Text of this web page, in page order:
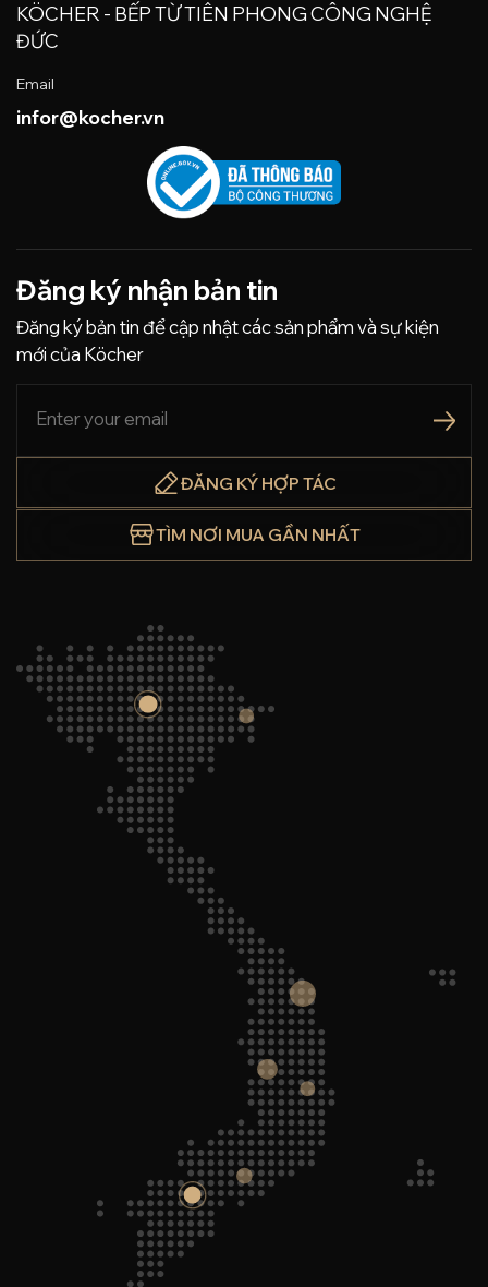
KÖCHER - BẾP TỪ TIÊN PHONG CÔNG NGHỆ
ĐỨC
Email
infor@kocher.vn
Đăng ký nhận bản tin
Đăng ký bản tin để cập nhật các sản phẩm và sự kiện
mới của Köcher
ĐĂNG KÝ HỢP TÁC
TÌM NƠI MUA GẦN NHẤT